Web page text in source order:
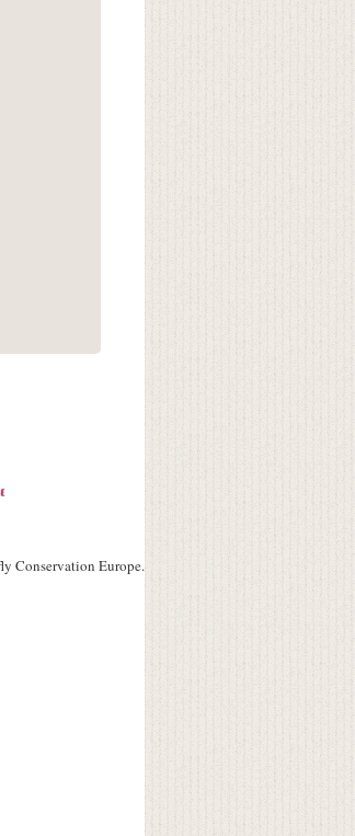
Conservation Europe.